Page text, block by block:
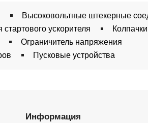
Высоковольтные штекерные
стартового ускорителя
Ограничитель напряжения
Пусковые устройства
Информация